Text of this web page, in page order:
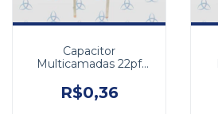
Capacitor
Multicamadas 22pf
R$0,36